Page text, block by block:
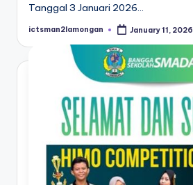
Tanggal 3 Januari 2026…
Posted
ictsman2lamongan January 11, 2026